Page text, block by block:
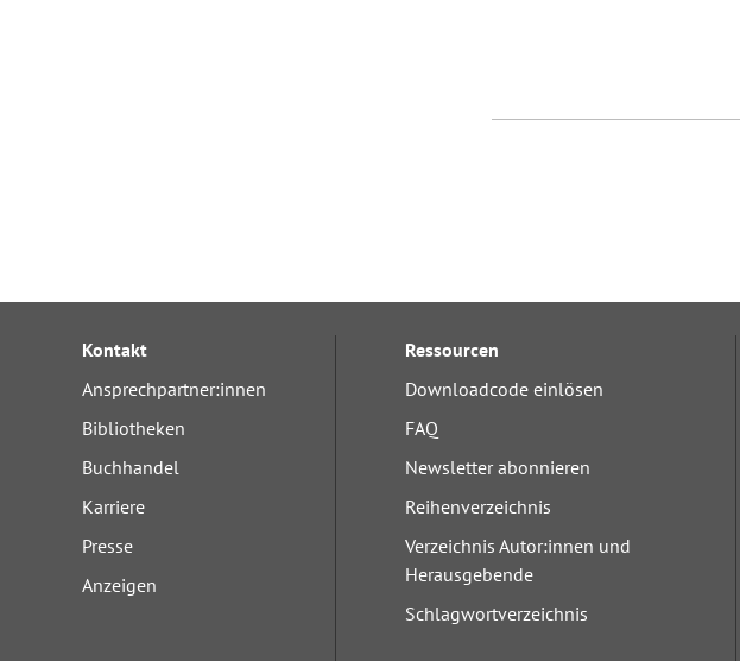
Kontakt
Ansprechpartner:innen
Bibliotheken
Buchhandel
Karriere
Presse
Anzeigen
Ressourcen
Downloadcode einlösen
FAQ
Newsletter abonnieren
Reihenverzeichnis
Verzeichnis Autor:innen und
Herausgebende
Schlagwortverzeichnis